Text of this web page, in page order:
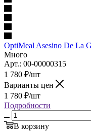
OptiMeal Asesino De La
Много
Арт.: 00-00000315
1 780 ₽/шт
Варианты цен
1 780 ₽/шт
Подробности
В корзину